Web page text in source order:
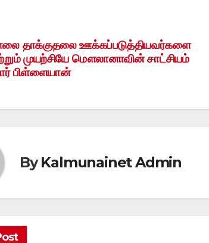
தாக்குதலை ஊக்கப்படுத்தியவர்களை
முயற்சியே மௌலானாவின் சாட்சியம்
பிள்ளையான்
ByKalmunainet Admin